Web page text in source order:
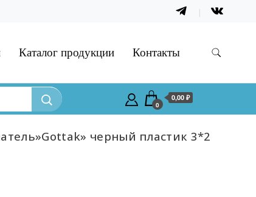
Каталог продукции Контакты
0
0,00 ₽
черный пластик 3*2